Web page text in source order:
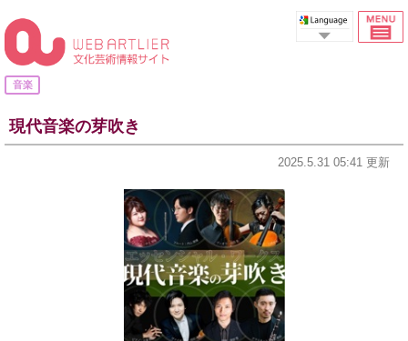
Select Language
音楽
現代音楽の芽吹き
2025.5.31 05:41 更新